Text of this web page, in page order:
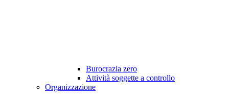
Burocrazia zero
Attività soggette a controllo
Organizzazione